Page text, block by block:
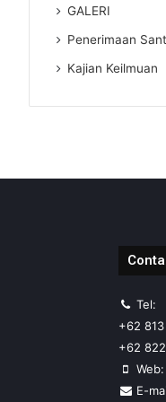
GALERI
Penerimaan
Kajian Keilmuan
Tel:
+62
+62
E-